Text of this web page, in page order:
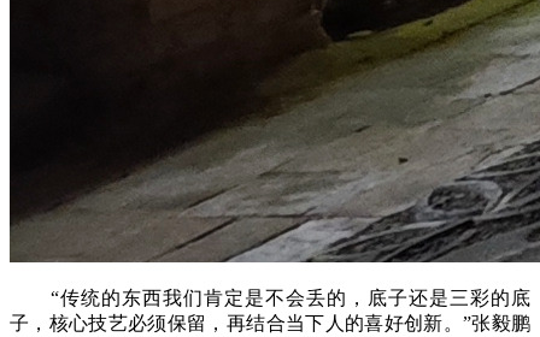
“传统的东西我们肯定是不会丢的，底子还是三彩的底
子，核心技艺必须保留，再结合当下人的喜好创新。”张毅鹏